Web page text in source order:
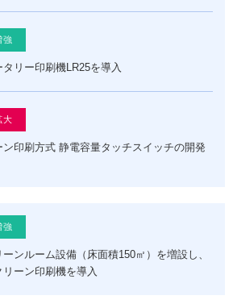
強
タリー印刷機LR25を導入
大
ン印刷方式 静電容量タッチスイッチの開発
強
ーンルーム設備（床面積150㎡）を増設し、
リーン印刷機を導入